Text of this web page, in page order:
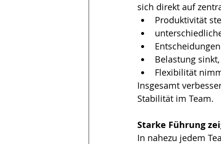
sich direkt auf
Produktivität
Belastung
Flexibilität
Insgesamt
Stabilität im Team.
Starke Führung
In nahezu jedem